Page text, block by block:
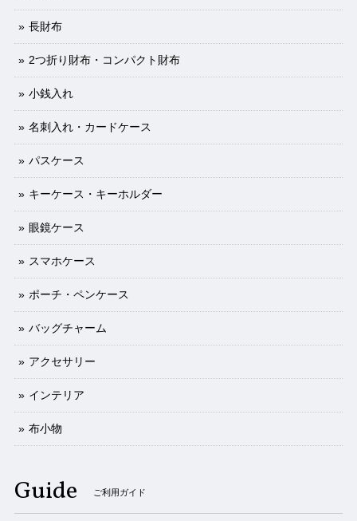
長財布
2つ折り財布・コンパクト財布
小銭入れ
名刺入れ・カードケース
パスケース
キーケース・キーホルダー
眼鏡ケース
スマホケース
ポーチ・ペンケース
バッグチャーム
アクセサリー
インテリア
布小物
Guide ご利用ガイド